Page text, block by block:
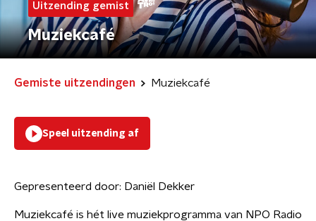
Uitzending gemist
Muziekcafé
Gemiste uitzendingen Muziekcafé
Speel uitzending af
Gepresenteerd door: Daniël Dekker
Muziekcafé is hét live muziekprogramma van NPO Radio